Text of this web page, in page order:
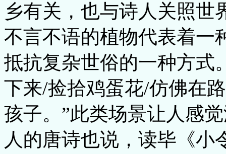
乡有关，也与诗人关照世
不言不语的植物代表着一
抵抗复杂世俗的一种方式
下来/捡拾鸡蛋花/仿佛在
孩子。”此类场景让人感
人的唐诗也说，读毕《小